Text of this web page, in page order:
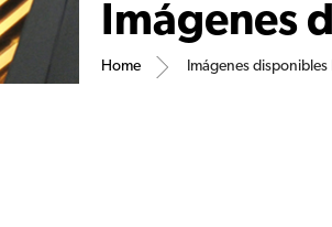
Imágenes
Home Imágenes disponibles